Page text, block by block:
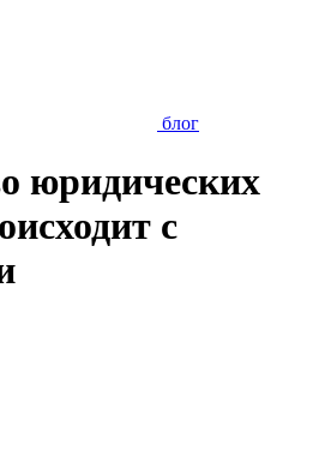
блог
юридических
с